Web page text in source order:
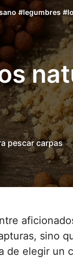
#legumbres #
pescar carpas
sino
de elegir un